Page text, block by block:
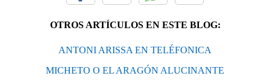
OTROS ARTÍCULOS EN ESTE BLOG:
ANTONI ARISSA EN TELÉFONICA
MICHETO O EL ARAGÓN ALUCINANTE